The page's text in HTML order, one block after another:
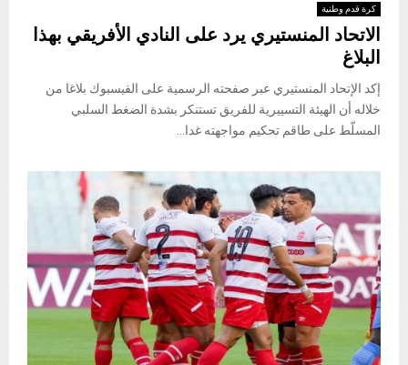
كرة قدم وطنية
الاتحاد المنستيري يرد على النادي الأفريقي بهذا
البلاغ
إكد الإتحاد المنستيري عبر صفحته الرسمية على الفيسبوك بلاغا من
خلاله أن الهيئة التسييرية للفريق تستنكر بشدة الضغط السلبي
المسلّط على طاقم تحكيم مواجهته غدا...